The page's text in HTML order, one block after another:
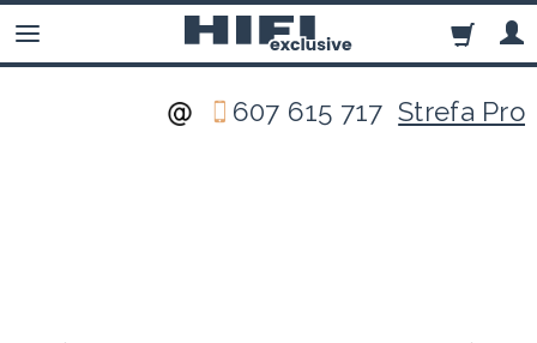
607 615 717Strefa Pro